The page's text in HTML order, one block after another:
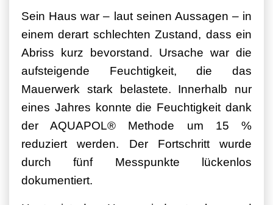
Sein Haus war – laut seinen Aussagen – in
einem derart schlechten Zustand, dass ein
Abriss kurz bevorstand. Ursache war die
aufsteigende Feuchtigkeit, die das
Mauerwerk stark belastete. Innerhalb nur
eines Jahres konnte die Feuchtigkeit dank
der AQUAPOL® Methode um 15 %
reduziert werden. Der Fortschritt wurde
durch fünf Messpunkte lückenlos
dokumentiert.